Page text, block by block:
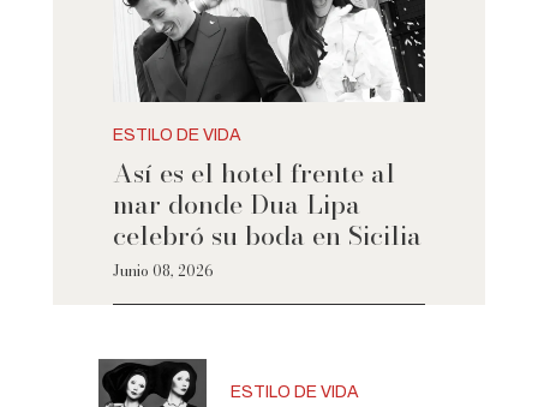
ESTILO DE VIDA
Así es el hotel frente al
mar donde Dua Lipa
celebró su boda en Sicilia
Junio 08, 2026
ESTILO DE VIDA